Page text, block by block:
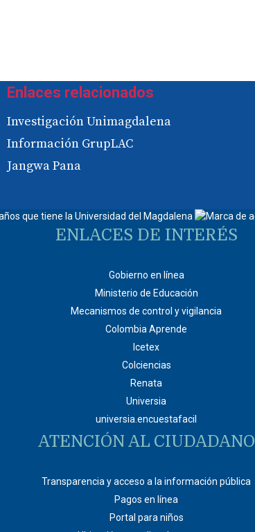
Enlaces relacionados
Investigación Unimagdalena
Información GrupLAC
Jangwa Pana
ENLACES DE INTERÉS
Gobierno en línea
Ministerio de Educación
Mecanismos de control y vigilancia
Colombia Aprende
Icetex
Colciencias
Renata
Universia
universia.encuestafacil
ATENCIÓN AL CIUDADANO
Transparencia y acceso a la información pública
Pagos en línea
Portal para niños